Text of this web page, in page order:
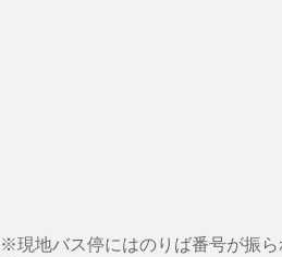
※現地バス停にはのりば番号が振ら